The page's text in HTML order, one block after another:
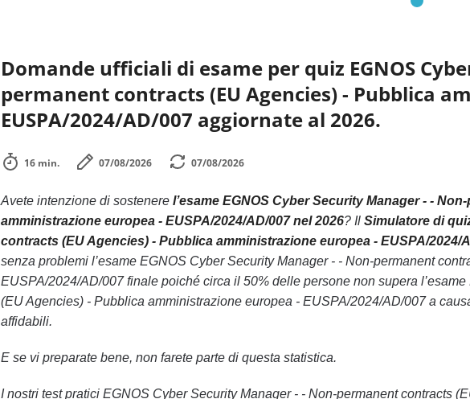
Domande ufficiali di esame per quiz EGNOS
permanent contracts (EU Agencies) - Pubblica
EUSPA/2024/AD/007 aggiornate al 2026.
16 min. 07/08/2026 07/08/2026
Avete intenzione di sostenere l’esame EGNOS Cyber Security Manager - -
amministrazione europea - EUSPA/2024/AD/007 nel 2026? Il Simulatore di
contracts (EU Agencies) - Pubblica amministrazione europea - EUSPA/2024/
senza problemi l’esame EGNOS Cyber Security Manager - - Non-permanent
EUSPA/2024/AD/007 finale poiché circa il 50% delle persone non supera
(EU Agencies) - Pubblica amministrazione europea - EUSPA/2024/AD/007 a
affidabili.
E se vi preparate bene, non farete parte di questa statistica.
I nostri test pratici EGNOS Cyber Security Manager - - Non-permanent contracts